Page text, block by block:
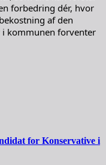
forbedring dér, hvor
af den
kommunen forventer
for Konservative i